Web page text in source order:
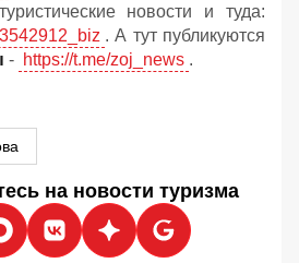
новости и туда:
. А тут публикуются
- https://t.me/zoj_news .
на новости туризма